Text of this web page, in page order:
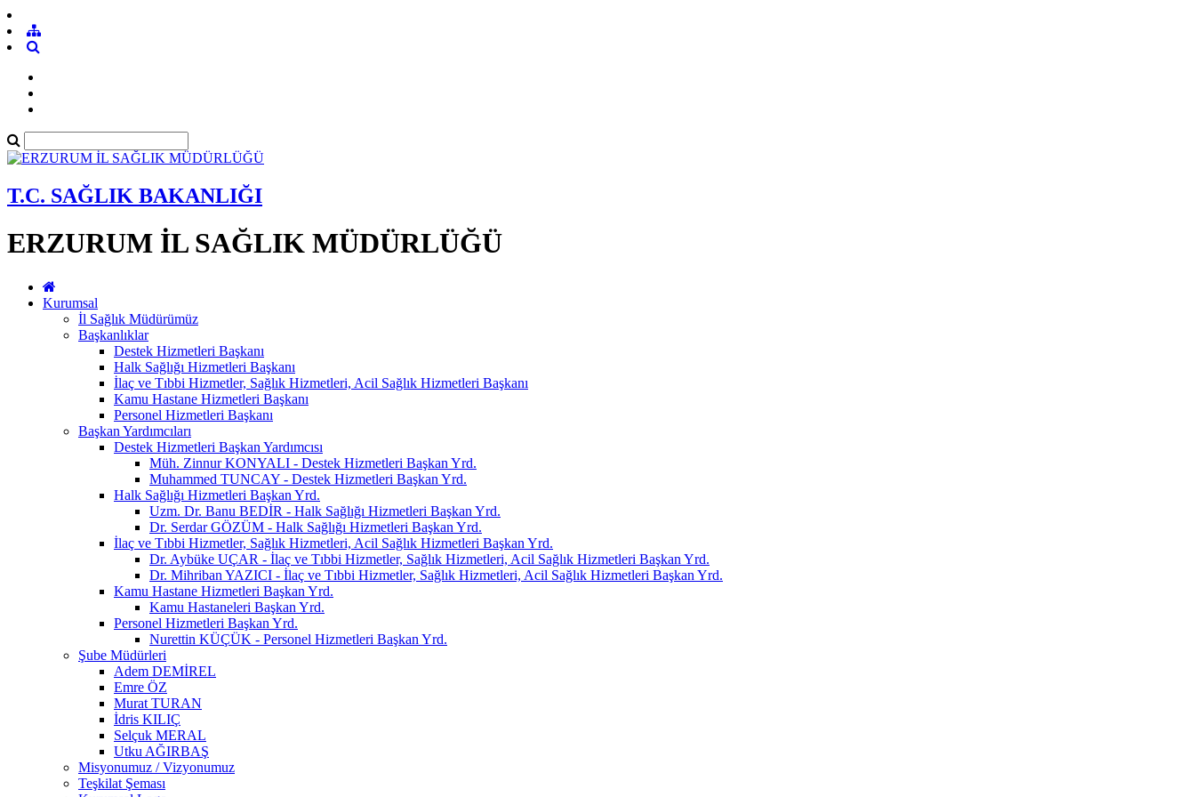
T.C. SAĞLIK BAKANLIĞI
ERZURUM İL SAĞLIK MÜDÜRLÜĞÜ
Kurumsal
İl Sağlık Müdürümüz
Başkanlıklar
Destek Hizmetleri Başkanı
Halk Sağlığı Hizmetleri Başkanı
İlaç ve Tıbbi Hizmetler, Sağlık Hizmetleri, Acil Sağlık Hizmetleri Başkanı
Kamu Hastane Hizmetleri Başkanı
Personel Hizmetleri Başkanı
Başkan Yardımcıları
Destek Hizmetleri Başkan Yardımcısı
Müh. Zinnur KONYALI - Destek Hizmetleri Başkan Yrd.
Muhammed TUNCAY - Destek Hizmetleri Başkan Yrd.
Halk Sağlığı Hizmetleri Başkan Yrd.
Uzm. Dr. Banu BEDİR - Halk Sağlığı Hizmetleri Başkan Yrd.
Dr. Serdar GÖZÜM - Halk Sağlığı Hizmetleri Başkan Yrd.
İlaç ve Tıbbi Hizmetler, Sağlık Hizmetleri, Acil Sağlık Hizmetleri Başkan Yrd.
Dr. Aybüke UÇAR - İlaç ve Tıbbi Hizmetler, Sağlık Hizmetleri, Acil Sağlık Hizmetleri Başkan Yrd.
Dr. Mihriban YAZICI - İlaç ve Tıbbi Hizmetler, Sağlık Hizmetleri, Acil Sağlık Hizmetleri Başkan Yrd.
Kamu Hastane Hizmetleri Başkan Yrd.
Kamu Hastaneleri Başkan Yrd.
Personel Hizmetleri Başkan Yrd.
Nurettin KÜÇÜK - Personel Hizmetleri Başkan Yrd.
Şube Müdürleri
Adem DEMİREL
Emre ÖZ
Murat TURAN
İdris KILIÇ
Selçuk MERAL
Utku AĞIRBAŞ
Misyonumuz / Vizyonumuz
Teşkilat Şeması